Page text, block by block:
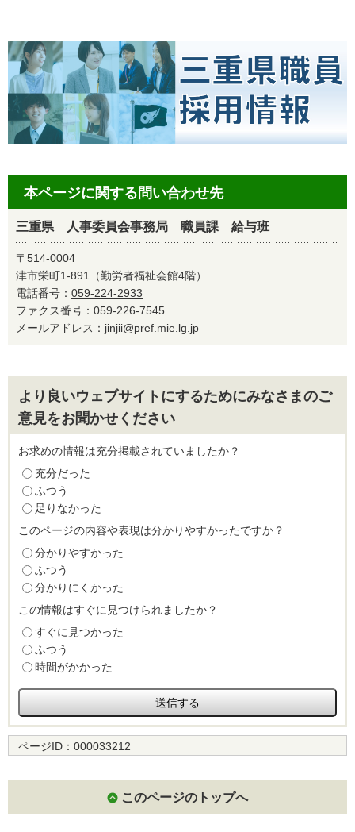
本ページに関する問い合わせ先
三重県 人事委員会事務局 職員課 給与班
〒514-0004
津市栄町1-891（勤労者福祉会館4階）
電話番号： 059-224-2933
ファクス番号：059-226-7545
メールアドレス： jinjii@pref.mie.lg.jp
より良いウェブサイトにするためにみなさまのご
意見をお聞かせください
お求めの情報は充分掲載されていましたか？
充分だった
ふつう
足りなかった
このページの内容や表現は分かりやすかったですか？
分かりやすかった
ふつう
分かりにくかった
この情報はすぐに見つけられましたか？
すぐに見つかった
ふつう
時間がかかった
ページID： 000033212
このページのトップへ